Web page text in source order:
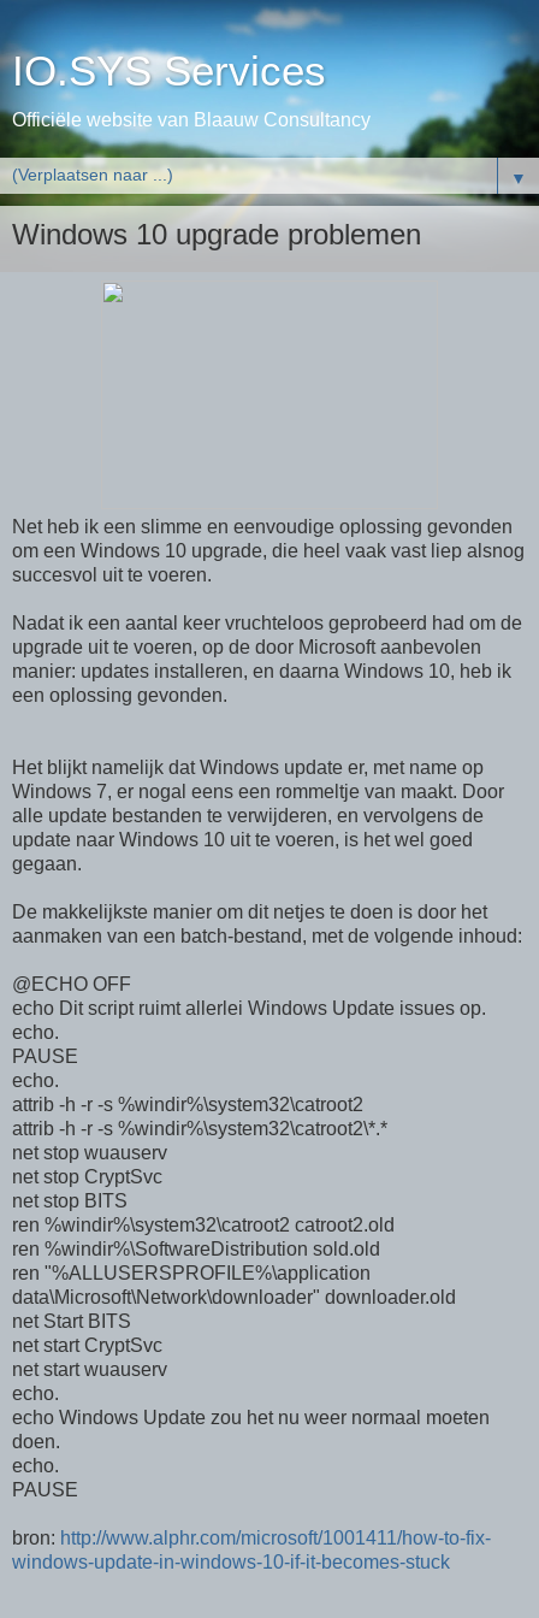
IO.SYS Services
Officiële website van Blaauw Consultancy
▼
Windows 10 upgrade problemen
Net heb ik een slimme en eenvoudige oplossing gevonden
om een Windows 10 upgrade, die heel vaak vast liep alsnog
succesvol uit te voeren.
Nadat ik een aantal keer vruchteloos geprobeerd had om de
upgrade uit te voeren, op de door Microsoft aanbevolen
manier: updates installeren, en daarna Windows 10, heb ik
een oplossing gevonden.
Het blijkt namelijk dat Windows update er, met name op
Windows 7, er nogal eens een rommeltje van maakt. Door
alle update bestanden te verwijderen, en vervolgens de
update naar Windows 10 uit te voeren, is het wel goed
gegaan.
De makkelijkste manier om dit netjes te doen is door het
aanmaken van een batch-bestand, met de volgende inhoud:
@ECHO OFF
echo Dit script ruimt allerlei Windows Update issues op.
echo.
PAUSE
echo.
attrib -h -r -s %windir%\system32\catroot2
attrib -h -r -s %windir%\system32\catroot2\*.*
net stop wuauserv
net stop CryptSvc
net stop BITS
ren %windir%\system32\catroot2 catroot2.old
ren %windir%\SoftwareDistribution sold.old
ren "%ALLUSERSPROFILE%\application
data\Microsoft\Network\downloader" downloader.old
net Start BITS
net start CryptSvc
net start wuauserv
echo.
echo Windows Update zou het nu weer normaal moeten
doen.
echo.
PAUSE
bron: http://www.alphr.com/microsoft/1001411/how-to-fix-
windows-update-in-windows-10-if-it-becomes-stuck